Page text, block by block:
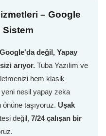
– Google
Sistem
değil, Yapay
arıyor. Tuba Yazılım ve
hem klasik
nesil yapay zeka
taşıyoruz. Uşak
değil, 7/24 çalışan bir